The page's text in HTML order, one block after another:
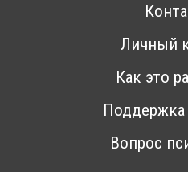
Личный
Как это
Вопрос